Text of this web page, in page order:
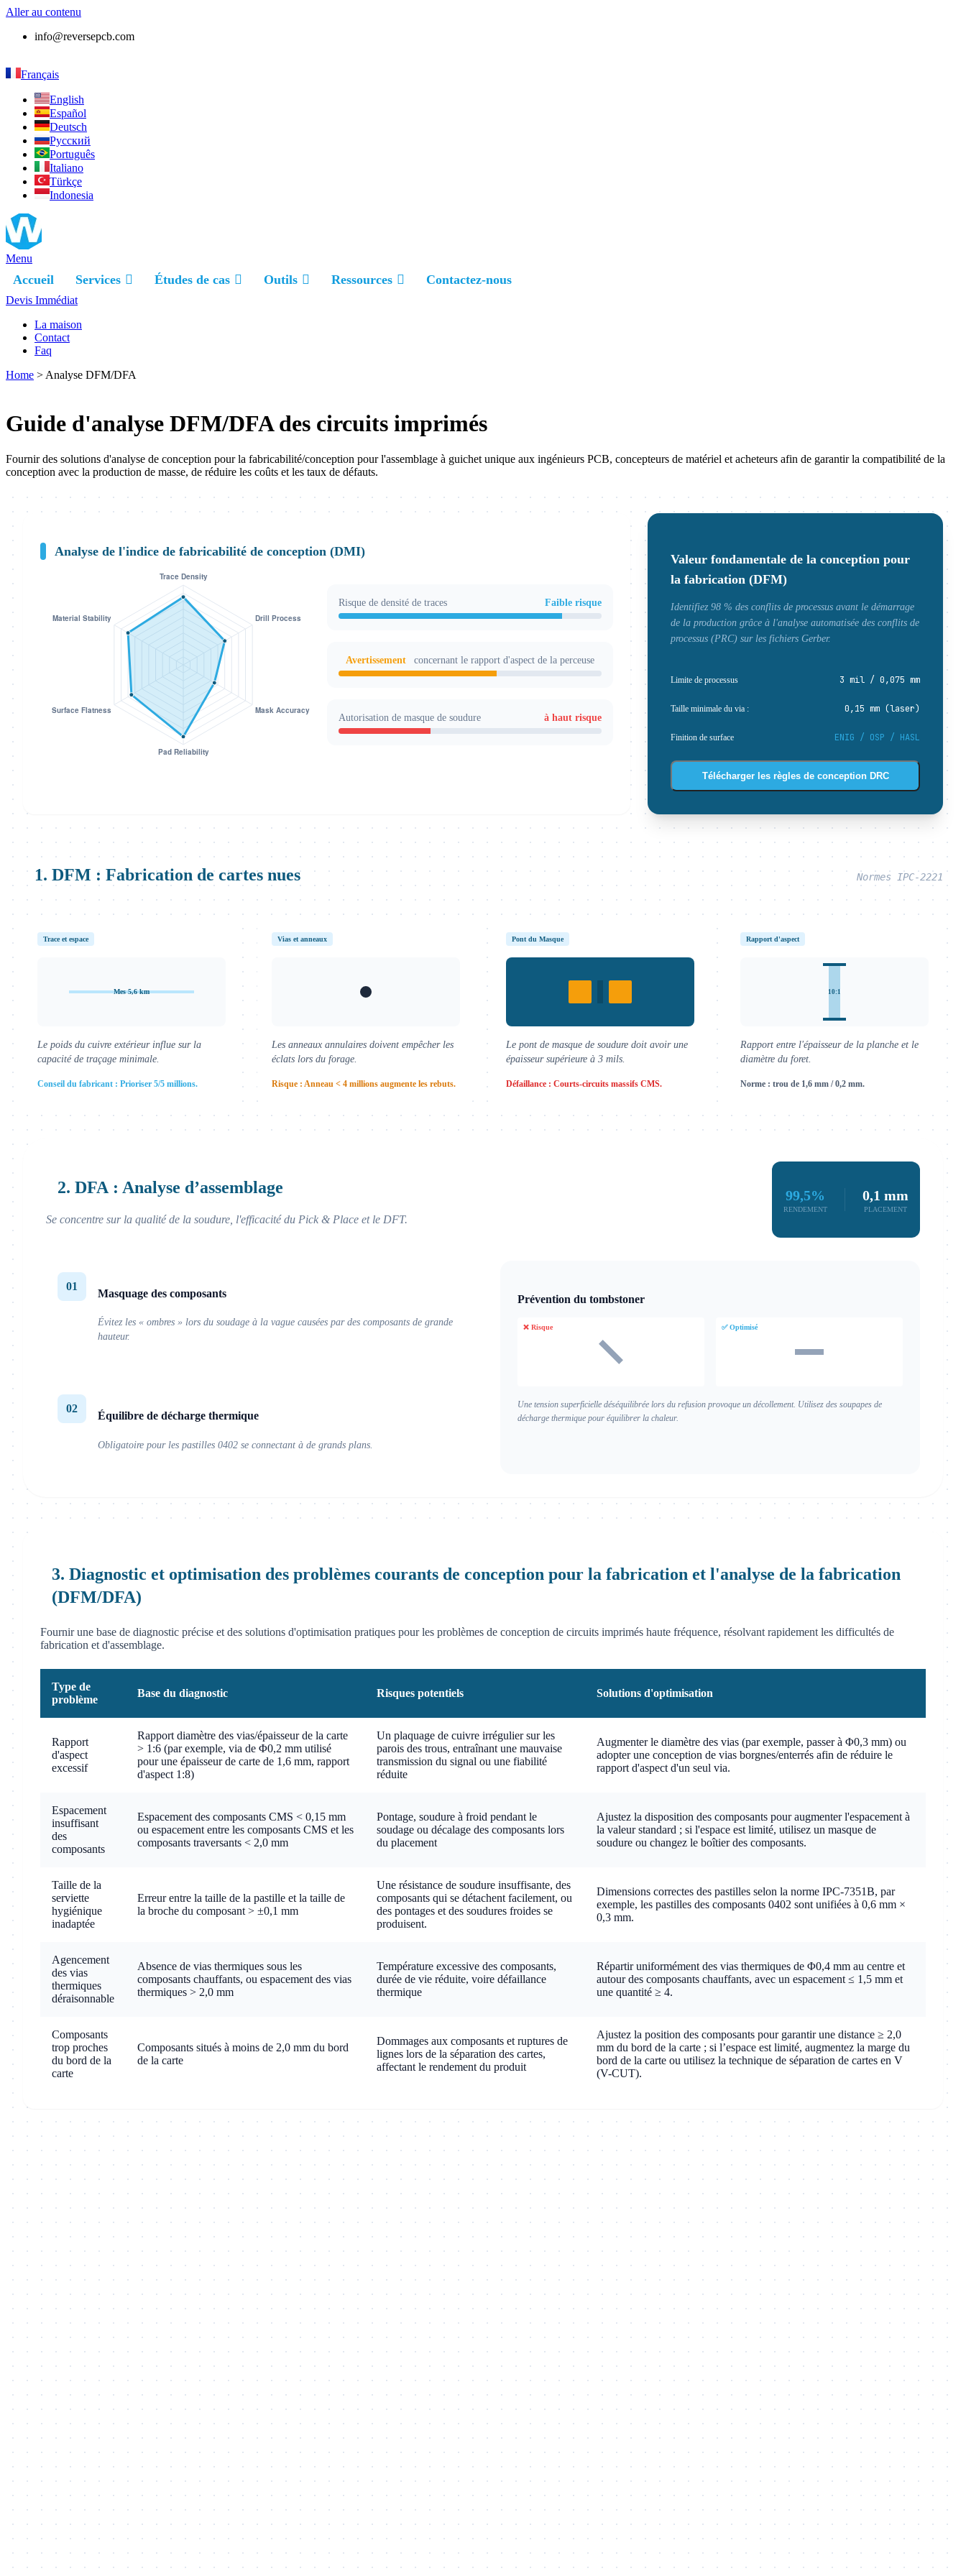
Aller au contenu
info@reversepcb.com
Français
English
Español
Deutsch
Русский
Português
Italiano
Türkçe
Indonesia
Menu
Accueil Services Études de cas Outils Ressources Contactez-nous
Devis Immédiat
La maison
Contact
Faq
Home > Analyse DFM/DFA
Guide d'analyse DFM/DFA des circuits imprimés
Fournir des solutions d'analyse de conception pour la fabricabilité/conception pour l'assemblage à guichet unique aux ingénieurs PCB, concepteurs de matériel et acheteurs afin de garantir la compatibilité de la
conception avec la production de masse, de réduire les coûts et les taux de défauts.
Analyse de l'indice de fabricabilité de conception (DMI)
Risque de densité de traces Faible risque
Avertissement concernant le rapport d'aspect de la perceuse
Autorisation de masque de soudure à haut risque
Valeur fondamentale de la conception pour
la fabrication (DFM)
Identifiez 98 % des conflits de processus avant le démarrage
de la production grâce à l'analyse automatisée des conflits de
processus (PRC) sur les fichiers Gerber.
Limite de processus 3 mil / 0,075 mm
Taille minimale du via : 0,15 mm (laser)
Finition de surface ENIG / OSP / HASL
Télécharger les règles de conception DRC
1. DFM : Fabrication de cartes nues Normes IPC-2221
Trace et espace
Mes 5,6 km
Le poids du cuivre extérieur influe sur la
capacité de traçage minimale.
Conseil du fabricant : Prioriser 5/5 millions.
Vias et anneaux
Les anneaux annulaires doivent empêcher les
éclats lors du forage.
Risque : Anneau < 4 millions augmente les rebuts.
Pont du Masque
Le pont de masque de soudure doit avoir une
épaisseur supérieure à 3 mils.
Défaillance : Courts-circuits massifs CMS.
Rapport d'aspect
10:1
Rapport entre l'épaisseur de la planche et le
diamètre du foret.
Norme : trou de 1,6 mm / 0,2 mm.
2. DFA : Analyse d’assemblage
Se concentre sur la qualité de la soudure, l'efficacité du Pick & Place et le DFT.
99,5%
RENDEMENT
0,1 mm
PLACEMENT
01
Masquage des composants
Évitez les « ombres » lors du soudage à la vague causées par des composants de grande
hauteur.
02
Équilibre de décharge thermique
Obligatoire pour les pastilles 0402 se connectant à de grands plans.
Prévention du tombstoner
❌ Risque ✅ Optimisé
Une tension superficielle déséquilibrée lors du refusion provoque un décollement. Utilisez des soupapes de
décharge thermique pour équilibrer la chaleur.
3. Diagnostic et optimisation des problèmes courants de conception pour la fabrication et l'analyse de la fabrication
(DFM/DFA)
Fournir une base de diagnostic précise et des solutions d'optimisation pratiques pour les problèmes de conception de circuits imprimés haute fréquence, résolvant rapidement les difficultés de
fabrication et d'assemblage.
Type de
problème
Base du diagnostic Risques potentiels Solutions d'optimisation
Rapport
d'aspect
excessif
Rapport diamètre des vias/épaisseur de la carte
> 1:6 (par exemple, via de Φ0,2 mm utilisé
pour une épaisseur de carte de 1,6 mm, rapport
d'aspect 1:8)
Un plaquage de cuivre irrégulier sur les
parois des trous, entraînant une mauvaise
transmission du signal ou une fiabilité
réduite
Augmenter le diamètre des vias (par exemple, passer à Φ0,3 mm) ou
adopter une conception de vias borgnes/enterrés afin de réduire le
rapport d'aspect d'un seul via.
Espacement
insuffisant
des
composants
Espacement des composants CMS < 0,15 mm
ou espacement entre les composants CMS et les
composants traversants < 2,0 mm
Pontage, soudure à froid pendant le
soudage ou décalage des composants lors
du placement
Ajustez la disposition des composants pour augmenter l'espacement à
la valeur standard ; si l'espace est limité, utilisez un masque de
soudure ou changez le boîtier des composants.
Taille de la
serviette
hygiénique
inadaptée
Erreur entre la taille de la pastille et la taille de
la broche du composant > ±0,1 mm
Une résistance de soudure insuffisante, des
composants qui se détachent facilement, ou
des pontages et des soudures froides se
produisent.
Dimensions correctes des pastilles selon la norme IPC-7351B, par
exemple, les pastilles des composants 0402 sont unifiées à 0,6 mm ×
0,3 mm.
Agencement
des vias
thermiques
déraisonnable
Absence de vias thermiques sous les
composants chauffants, ou espacement des vias
thermiques > 2,0 mm
Température excessive des composants,
durée de vie réduite, voire défaillance
thermique
Répartir uniformément des vias thermiques de Φ0,4 mm au centre et
autour des composants chauffants, avec un espacement ≤ 1,5 mm et
une quantité ≥ 4.
Composants
trop proches
du bord de la
carte
Composants situés à moins de 2,0 mm du bord
de la carte
Dommages aux composants et ruptures de
lignes lors de la séparation des cartes,
affectant le rendement du produit
Ajustez la position des composants pour garantir une distance ≥ 2,0
mm du bord de la carte ; si l’espace est limité, augmentez la marge du
bord de la carte ou utilisez la technique de séparation de cartes en V
(V-CUT).